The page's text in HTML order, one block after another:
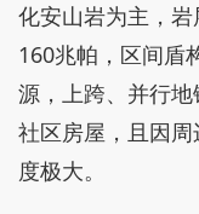
化安山岩为主，
160兆帕，区间盾
源，上跨、并行地
社区房屋，且因
度极大。